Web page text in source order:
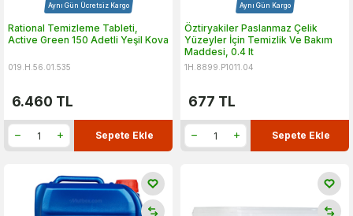
Aynı Gün Ücretsiz Kargo
Rational Temizleme Tableti,
Active Green 150 Adetli Yeşil Kova
019.H.56.01.535
6.460 TL
Sepete Ekle
Aynı Gün Kargo
Öztiryakiler Paslanmaz Çelik
Yüzeyler İçin Temizlik Ve Bakım
Maddesi, 0.4 lt
1H.8899.P1011.04
677 TL
Sepete Ekle